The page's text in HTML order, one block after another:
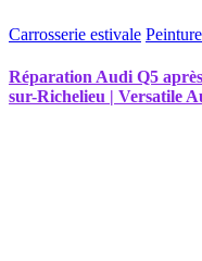
Carrosserie estivale
Réparation Audi Q5
sur-Richelieu | Versatile